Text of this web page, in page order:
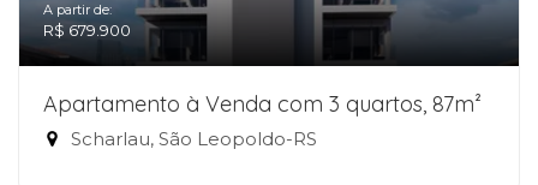
A partir de:
R$ 679.900
Apartamento à Venda com 3 quartos, 87m²
Scharlau, São Leopoldo-RS